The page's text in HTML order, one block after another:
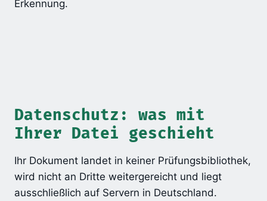
Erkennung.
Datenschutz: was mit
Ihrer Datei geschieht
Ihr Dokument landet in keiner Prüfungsbibliothek,
wird nicht an Dritte weitergereicht und liegt
ausschließlich auf Servern in Deutschland.